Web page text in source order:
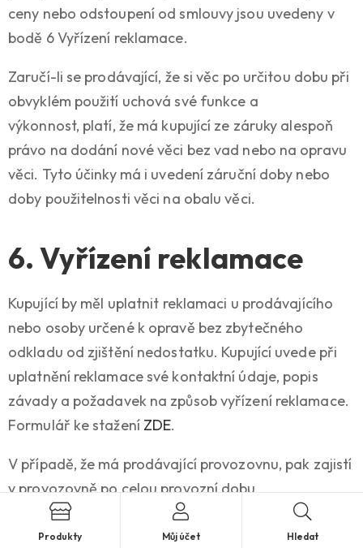
ceny nebo odstoupení od smlouvy jsou uvedeny v
bodě 6 Vyřízení reklamace.
Zaručí-li se prodávající, že si věc po určitou dobu při
obvyklém použití uchová své funkce a
výkonnost, platí, že má kupující ze záruky alespoň
právo na dodání nové věci bez vad nebo na opravu
věci. Tyto účinky má i uvedení záruční doby nebo
doby použitelnosti věci na obalu věci.
6. Vyřízení reklamace
Kupující by měl uplatnit reklamaci u prodávajícího
nebo osoby určené k opravě bez zbytečného
odkladu od zjištění nedostatku. Kupující uvede při
uplatnění reklamace své kontaktní údaje, popis
závady a požadavek na způsob vyřízení reklamace.
Formulář ke stažení ZDE.
V případě, že má prodávající provozovnu, pak zajistí
v provozovně po celou provozní dobu
přítomnost pracovníka pověřeného vyřizováním
reklamací.
Produkty Můj účet Hledat